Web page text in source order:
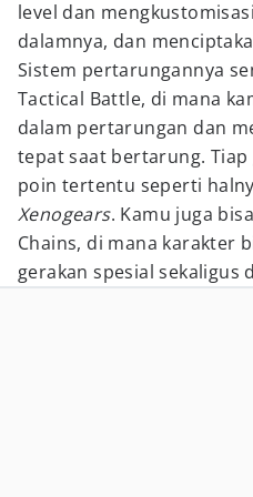
level dan
dalamnya, dan
Sistem pertarungannya
Tactical Battle, di mana
dalam pertarungan dan
tepat saat bertarung.
poin tertentu seperti
Xenogears. Kamu juga
Chains, di mana karakter
gerakan spesial sekaligus